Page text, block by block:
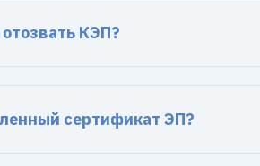
КЭП?
сертификат ЭП?